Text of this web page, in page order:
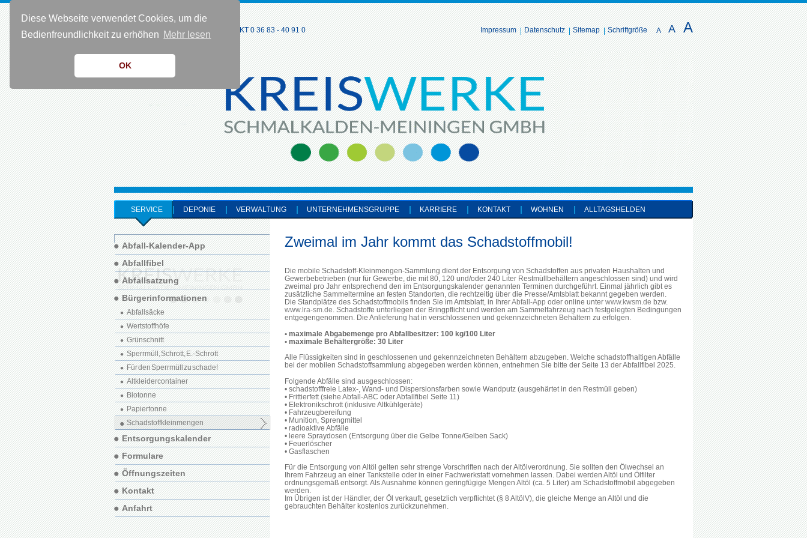
Diese Webseite verwendet Cookies, um die
Bedienfreundlichkeit zu erhöhen Mehr lesen
OK
KONTAKT 0 36 83 - 40 91 0 A A A
Impressum Datenschutz Sitemap Schriftgröße
SERVICE DEPONIE VERWALTUNG UNTERNEHMENSGRUPPE KARRIERE KONTAKT WOHNEN ALLTAGSHELDEN
Zweimal im Jahr kommt das Schadstoffmobil!
Die mobile Schadstoff-Kleinmengen-Sammlung dient der Entsorgung von Schadstoffen aus privaten Haushalten und
Gewerbebetrieben (nur für Gewerbe, die mit 80, 120 und/oder 240 Liter Restmüllbehältern angeschlossen sind) und wird
zweimal pro Jahr entsprechend den im Entsorgungskalender genannten Terminen durchgeführt. Einmal jährlich gibt es
zusätzliche Sammeltermine an festen Standorten, die rechtzeitig über die Presse/Amtsblatt bekannt gegeben werden.
Die Standplätze des Schadstoffmobils finden Sie im Amtsblatt, in IhrerAbfall-App oder online unter www.kwsm.de bzw.
www.lra-sm.de. Schadstoffe unterliegen der Bringpflicht und werden am Sammelfahrzeug nach festgelegten Bedingungen
entgegengenommen. Die Anlieferung hat in verschlossenen und gekennzeichneten Behältern zu erfolgen.
• maximale Abgabemenge pro Abfallbesitzer: 100 kg/100 Liter
• maximale Behältergröße: 30 Liter
Alle Flüssigkeiten sind in geschlossenen und gekennzeichneten Behältern abzugeben. Welche schadstoffhaltigen Abfälle
bei der mobilen Schadstoffsammlung abgegeben werden können, entnehmen Sie bitte der Seite 13 der Abfallfibel 2025.
Folgende Abfälle sind ausgeschlossen:
• schadstofffreie Latex-, Wand- und Dispersionsfarben sowie Wandputz (ausgehärtet in den Restmüll geben)
• Frittierfett (siehe Abfall-ABC oder Abfallfibel Seite 11)
• Elektronikschrott (inklusive Altkühlgeräte)
• Fahrzeugbereifung
• Munition, Sprengmittel
• radioaktive Abfälle
• leere Spraydosen (Entsorgung über die Gelbe Tonne/Gelben Sack)
• Feuerlöscher
• Gasflaschen
Für die Entsorgung von Altöl gelten sehr strenge Vorschriften nach der Altölverordnung. Sie sollten den Ölwechsel an
Ihrem Fahrzeug an einer Tankstelle oder in einer Fachwerkstatt vornehmen lassen. Dabei werden Altöl und Ölfilter
ordnungsgemäß entsorgt. Als Ausnahme können geringfügige Mengen Altöl (ca. 5 Liter) am Schadstoffmobil abgegeben
werden.
Im Übrigen ist der Händler, der Öl verkauft, gesetzlich verpflichtet (§ 8 AltölV), die gleiche Menge an Altöl und die
gebrauchten Behälter kostenlos zurückzunehmen.
Abfall-Kalender-App
Abfallfibel
Abfallsatzung
Bürgerinformationen
Abfallsäcke
Wertstoffhöfe
Grünschnitt
Sperrmüll, Schrott, E.-Schrott
Für den Sperrmüll zu schade!
Altkleidercontainer
Biotonne
Papiertonne
Schadstoffkleinmengen
Entsorgungskalender
Formulare
Öffnungszeiten
Kontakt
Anfahrt